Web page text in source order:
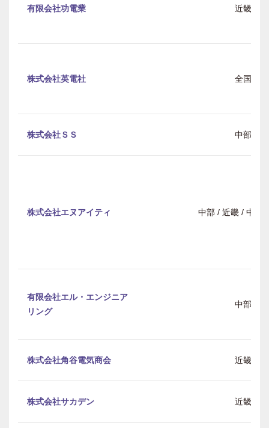
有限会社功電業 近畿
株式会社英電社 全国
株式会社ＳＳ 中部
株式会社エヌアイティ 中部 / 近畿 / 中国
有限会社エル・エンジニア
リング
中部
株式会社角谷電気商会 近畿
株式会社サカデン 近畿